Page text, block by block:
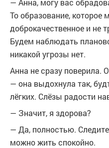
— Анна, могу вас
То образование, которое
доброкачественное и не
Будем наблюдать
никакой угрозы нет.
Анна не сразу поверила.
— она выдохнула так,
лёгких. Слёзы радости
— Значит, я здорова?
— Да, полностью.
можно жить спокойно.